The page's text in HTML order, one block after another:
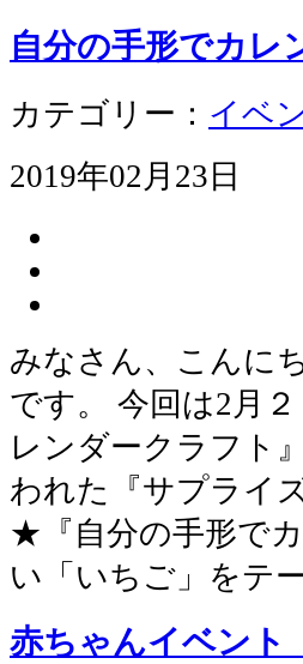
自分の手形でカレ
カテゴリー： イベ
2019年02月23日
みなさん、こんに
です。 今回は2月
レンダークラフト
われた『サプライ
★『自分の手形で
い「いちご」をテ
赤ちゃんイベント